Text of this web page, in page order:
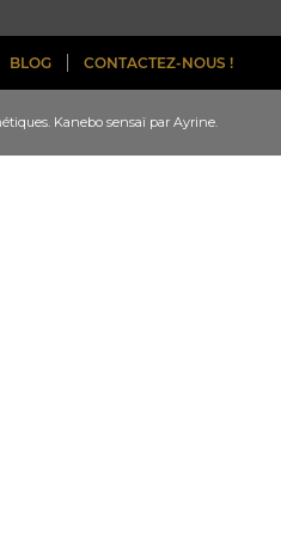
BLOG CONTACTEZ-NOUS !
Kanebo sensaï par Ayrine.